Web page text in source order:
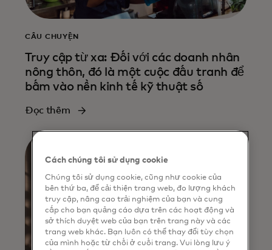
CÂU CHUYỆN
Truy cập từ xa: Đối với các doanh nhân
nông thôn, đó là một cuộc đấu tranh để
bấm vào nền kinh tế kỹ thuật số
Đọc thêm
Cách chúng tôi sử dụng cookie
Chúng tôi sử dụng cookie, cũng như cookie của
bên thứ ba, để cải thiện trang web, đo lượng khách
truy cập, nâng cao trải nghiệm của bạn và cung
cấp cho bạn quảng cáo dựa trên các hoạt động và
sở thích duyệt web của bạn trên trang này và các
trang web khác. Bạn luôn có thể thay đổi tùy chọn
của mình hoặc từ chối ở cuối trang. Vui lòng lưu ý